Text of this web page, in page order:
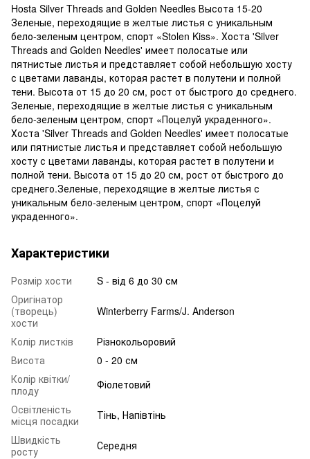
Hosta Silver Threads and Golden Needles Высота 15-20
Зеленые, переходящие в желтые листья с уникальным
бело-зеленым центром, спорт «Stolen Kiss». Хоста 'Silver
Threads and Golden Needles' имеет полосатые или
пятнистые листья и представляет собой небольшую хосту
с цветами лаванды, которая растет в полутени и полной
тени. Высота от 15 до 20 см, рост от быстрого до среднего.
Зеленые, переходящие в желтые листья с уникальным
бело-зеленым центром, спорт «Поцелуй украденного».
Хоста 'Silver Threads and Golden Needles' имеет полосатые
или пятнистые листья и представляет собой небольшую
хосту с цветами лаванды, которая растет в полутени и
полной тени. Высота от 15 до 20 см, рост от быстрого до
среднего.Зеленые, переходящие в желтые листья с
уникальным бело-зеленым центром, спорт «Поцелуй
украденного».
Характеристики
Розмір хости
S - від 6 до 30 см
Оригінатор
(творець)
хости
Winterberry Farms/J. Anderson
Колір листків
Різнокольоровий
Висота
0 - 20 см
Колір квітки/
плоду
Фіолетовий
Освітленість
місця посадки
Тінь, Напівтінь
Швидкість
росту
Середня